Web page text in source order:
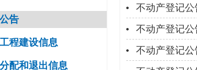
不动产登记
不动产登记
不动产登记
告
程建设信息
配和退出信息